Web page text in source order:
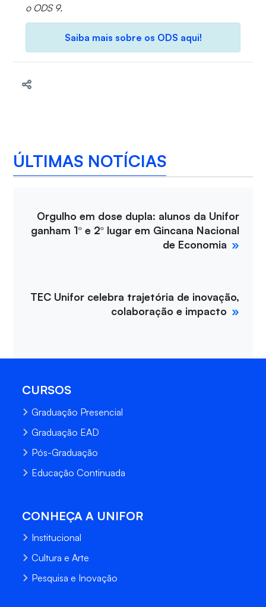
o ODS 9.
Saiba mais sobre os ODS aqui!
ÚLTIMAS NOTÍCIAS
Orgulho em dose dupla: alunos da Unifor
ganham 1º e 2º lugar em Gincana Nacional
de Economia
TEC Unifor celebra trajetória de inovação,
colaboração e impacto
CURSOS
Graduação Presencial
Graduação EAD
Pós-Graduação
Educação Continuada
CONHEÇA A UNIFOR
Institucional
Cultura e Arte
Pesquisa e Inovação